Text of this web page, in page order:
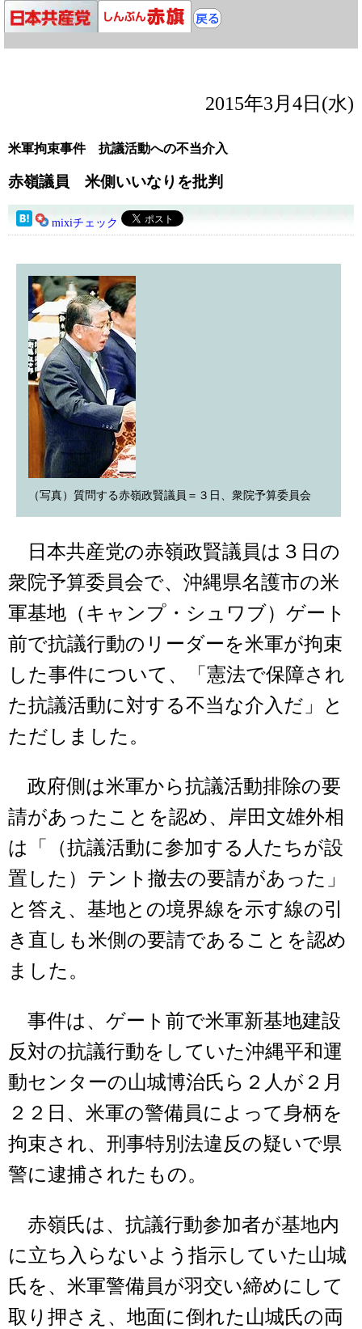
2015年3月4日(水)
米軍拘束事件 抗議活動への不当介入
赤嶺議員 米側いいなりを批判
mixiチェック
（写真）質問する赤嶺政賢議員＝３日、衆院予算委員会
日本共産党の赤嶺政賢議員は３日の
衆院予算委員会で、沖縄県名護市の米
軍基地（キャンプ・シュワブ）ゲート
前で抗議行動のリーダーを米軍が拘束
した事件について、「憲法で保障され
た抗議活動に対する不当な介入だ」と
ただしました。
政府側は米軍から抗議活動排除の要
請があったことを認め、岸田文雄外相
は「（抗議活動に参加する人たちが設
置した）テント撤去の要請があった」
と答え、基地との境界線を示す線の引
き直しも米側の要請であることを認め
ました。
事件は、ゲート前で米軍新基地建設
反対の抗議行動をしていた沖縄平和運
動センターの山城博治氏ら２人が２月
２２日、米軍の警備員によって身柄を
拘束され、刑事特別法違反の疑いで県
警に逮捕されたもの。
赤嶺氏は、抗議行動参加者が基地内
に立ち入らないよう指示していた山城
氏を、米軍警備員が羽交い締めにして
取り押さえ、地面に倒れた山城氏の両